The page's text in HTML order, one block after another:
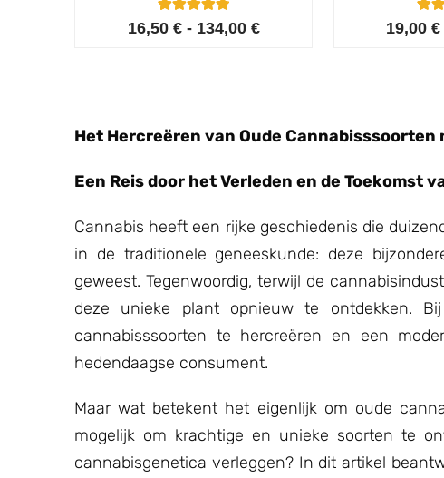
Gewaardeerd
4.80
5
16,50 € - 134,00 € 6
19,00€
Het Hercreëren van Oude Cannabisssoorten
Een Reis door het Verleden en de Toekomst
Cannabis heeft een rijke geschiedenis die
in de traditionele geneeskunde: deze
geweest. Tegenwoordig, terwijl de
deze unieke plant opnieuw te ontdekken. Bij
cannabisssoorten te hercreëren en een
hedendaagse consument.
Maar wat betekent het eigenlijk om oude
mogelijk om krachtige en unieke soorten te
cannabisgenetica verleggen? In dit artikel